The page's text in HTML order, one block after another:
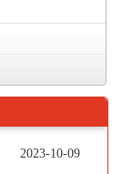
2023-10-09